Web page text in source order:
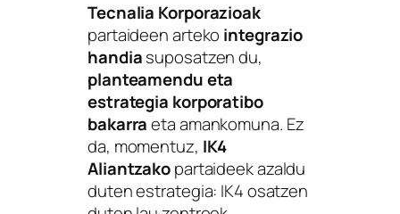
Tecnalia Korporazioak
partaideen arteko integrazio
handiasuposatzen du,
planteamendu eta
estrategia korporatibo
bakarraeta amankomuna. Ez
da, momentuz, IK4
Aliantzakopartaideek azaldu
duten estrategia: IK4 osatzen